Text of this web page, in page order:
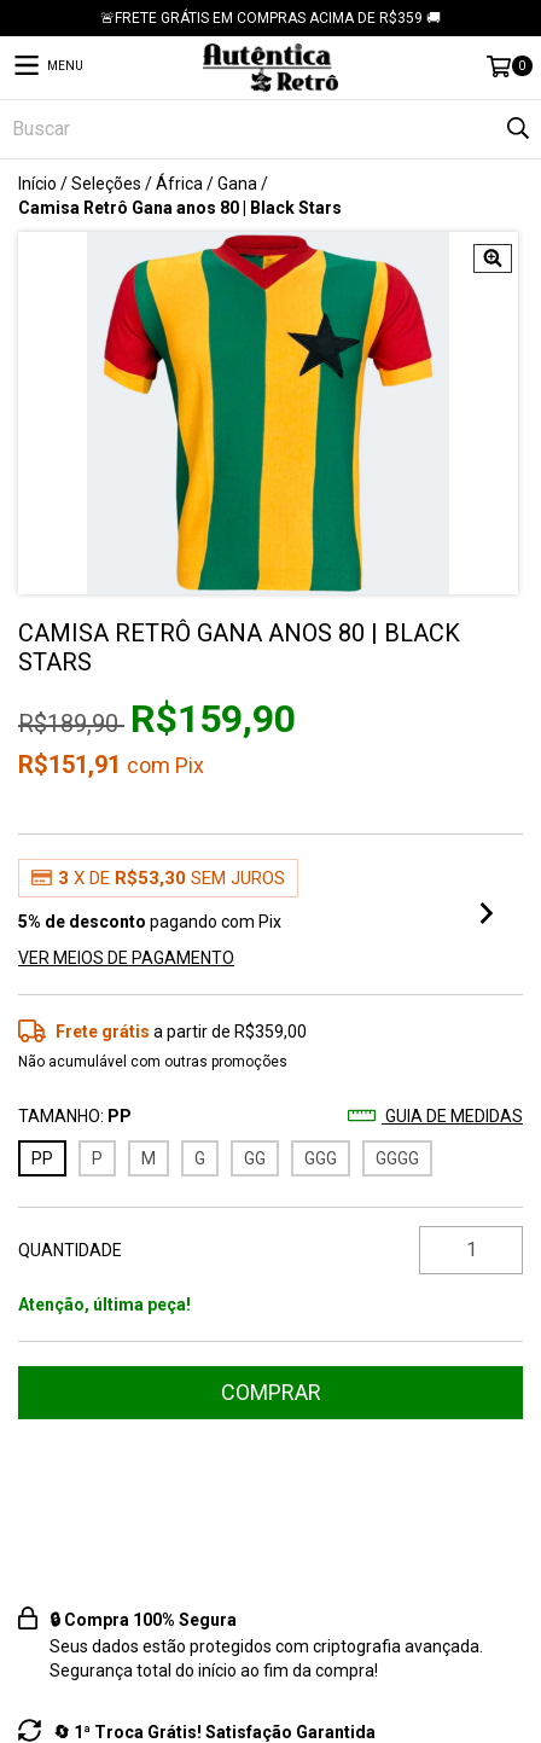
🚨FRETE GRÁTIS EM COMPRAS ACIMA DE R$359 🚚
MENU 0
Início /Seleções /África /Gana /
Camisa Retrô Gana anos 80 | Black Stars
CAMISA RETRÔ GANA ANOS 80 | BLACK
STARS
R$189,90 R$159,90
R$151,91 com Pix
3 X DE R$53,30 SEM JUROS
5% de desconto pagando com Pix
VER MEIOS DE PAGAMENTO
Frete grátis a partir de R$359,00
Não acumulável com outras promoções
TAMANHO: PP GUIA DE MEDIDAS
PP P M G GG GGG GGGG
QUANTIDADE
Atenção, última peça!
🔒 Compra 100% Segura
Seus dados estão protegidos com criptografia avançada.
Segurança total do início ao fim da compra!
🔄 1ª Troca Grátis! Satisfação Garantida